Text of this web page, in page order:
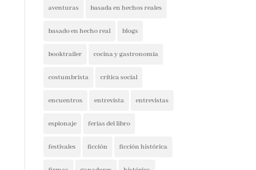
aventuras basada en hechos reales
basado en hecho real blogs
booktrailer cocina y gastronomía
costumbrista crítica social
encuentros entrevista entrevistas
espionaje ferias del libro
festivales ficción ficción histórica